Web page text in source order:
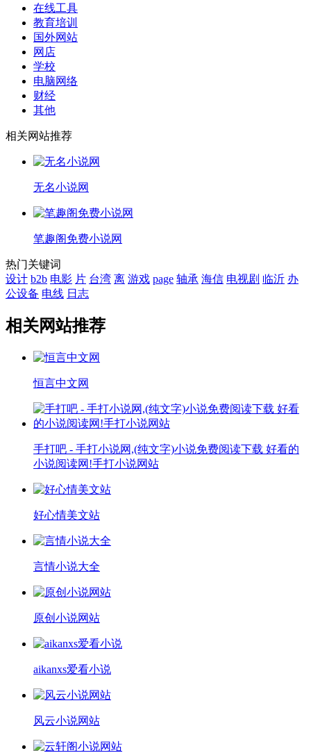
在线工具
教育培训
国外网站
网店
学校
电脑网络
财经
其他
相关网站推荐
无名小说网
笔趣阁免费小说网
热门关键词
设计 b2b 电影 片 台湾 离 游戏 page 轴承 海信 电视剧 临沂 办
公设备 电线 日志
相关网站推荐
恒言中文网
手打吧 - 手打小说网,(纯文字)小说免费阅读下载 好看的
小说阅读网!手打小说网站
好心情美文站
言情小说大全
原创小说网站
aikanxs爱看小说
风云小说网站